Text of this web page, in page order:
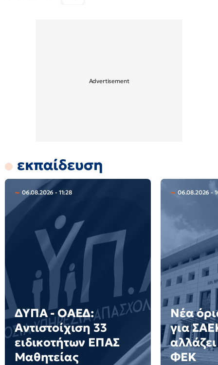
εκπαίδευση
06.08.2026 - 11:28
ΔΥΠΑ - ΟΑΕΔ:
Αντιστοίχιση 33
ειδικοτήτων ΕΠΑΣ
Μαθητείας
06.08.2026 -
Νέα
για
ΦΕΚ